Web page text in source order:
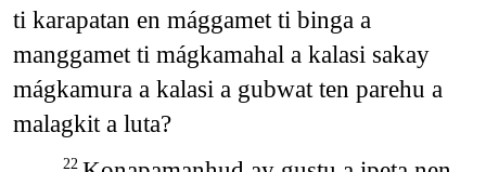
ti karapatan en mággamet ti binga a
manggamet ti mágkamahal a kalasi sakay
mágkamura a kalasi a gubwat ten parehu a
malagkit a luta?
22